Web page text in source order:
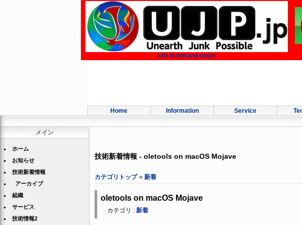
Life is fun and easy!
Home Information Service
メイン
ホーム
お知らせ
技術新着情報
アーカイブ
組織
サービス
技術情報2
技術新着情報 - oletools on macOS Mojave
カテゴリトップ »新着
oletools on macOS Mojave
カテゴリ : 新着